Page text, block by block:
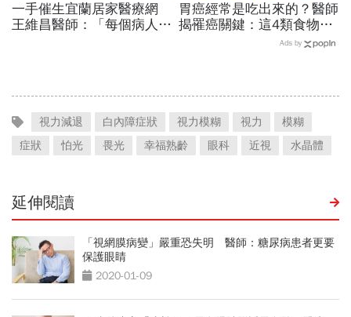
一手催生宜蘭居家醫療網
王維昌醫師：「每個病人
胃癌經常是吃出來的？醫師
揭罹癌關鍵：這4類食物盡
量少碰，小心養出癌症細胞
Ads by
視力減退 白內障症狀 視力模糊 視力
模糊
症狀
怕光 畏光 幸福熟齡 眼科 近視 水晶體
延伸閱讀
「視網膜病變」嚴重恐失明 醫師：糖尿病患者更要
保護眼睛
2020-01-09